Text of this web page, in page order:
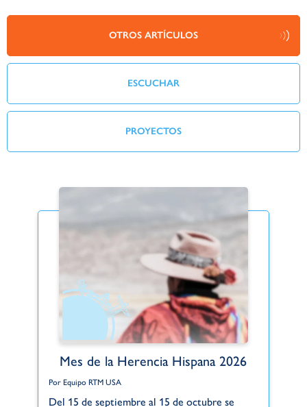
OTROS ARTÍCULOS
ESCUCHAR
PROYECTOS
Mes de la Herencia Hispana 2026
Por Equipo RTM USA
Del 15 de septiembre al 15 de octubre se